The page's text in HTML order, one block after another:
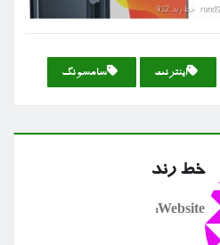
اینترنت سامسونگ
خط رند
Website: